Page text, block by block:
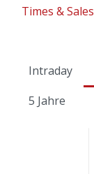
Times & Sales
Intraday
5 Jahre